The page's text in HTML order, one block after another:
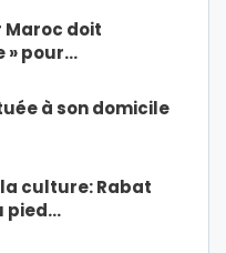
Maroc doit
» pour…
à son domicile
culture: Rabat
pied…